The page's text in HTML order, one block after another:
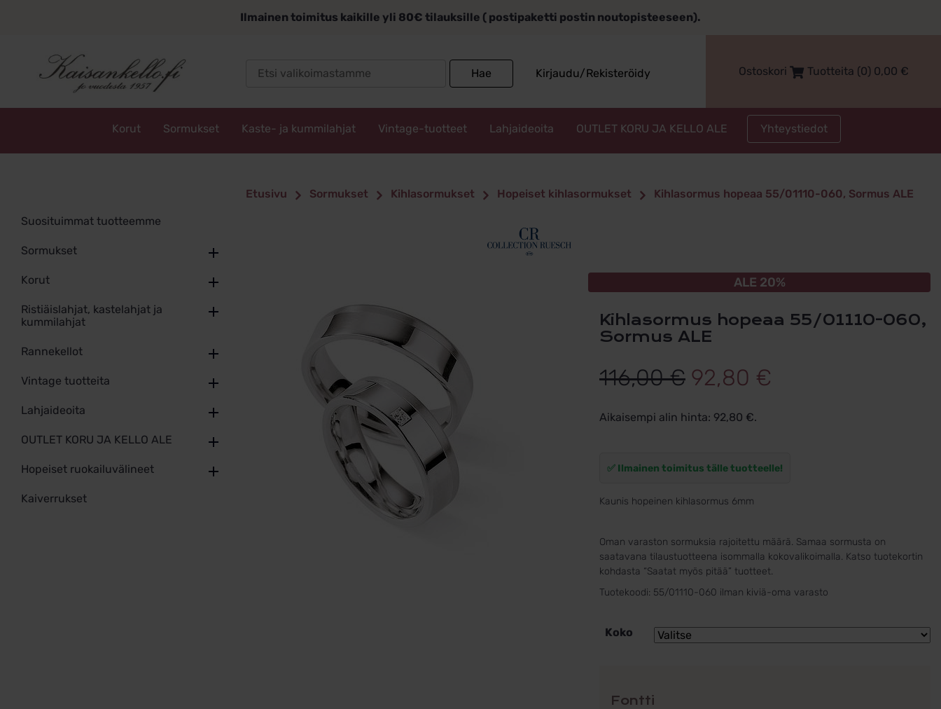
Ilmainen toimitus kaikille yli 80€ tilauksille ( postipaketti postin noutopisteeseen).
Hae Kirjaudu/Rekisteröidy Ostoskori Tuotteita (0) 0,00 €
Korut Sormukset Kaste- ja kummilahjat Vintage-tuotteet Lahjaideoita OUTLET KORU JA KELLO ALE Yhteystiedot
Suosituimmat tuotteemme
Sormukset
Korut
Ristiäislahjat, kastelahjat ja
kummilahjat
Rannekellot
Vintage tuotteita
Lahjaideoita
OUTLET KORU JA KELLO ALE
Hopeiset ruokailuvälineet
Kaiverrukset
Etusivu Sormukset Kihlasormukset Hopeiset kihlasormukset Kihlasormus hopeaa 55/01110-060, Sormus ALE
ALE 20%
Kihlasormus hopeaa 55/01110-060,
Sormus ALE
116,00€ Alkuperäinen
hinta
116,00 €.
92,80 €
92,80 €.
Aikaisempi alin hinta: 92,80 €.
✅ Ilmainen toimitus tälle tuotteelle!
Kaunis hopeinen kihlasormus 6mm
Oman varaston sormuksia rajoitettu määrä. Samaa sormusta on
saatavana tilaustuotteena isommalla kokovalikoimalla. Katso tuotekortin
kohdasta “Saatat myös pitää” tuotteet.
Tuotekoodi: 55/01110-060 ilman kiviä-oma varasto
Koko
Fontti